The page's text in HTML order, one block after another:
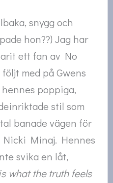
snygg och
hon??) Jag har
ett fan av No
med på Gwens
poppiga,
stil som
banade vägen för
Nicki Minaj. Hennes
svika en låt,
what the truth feels